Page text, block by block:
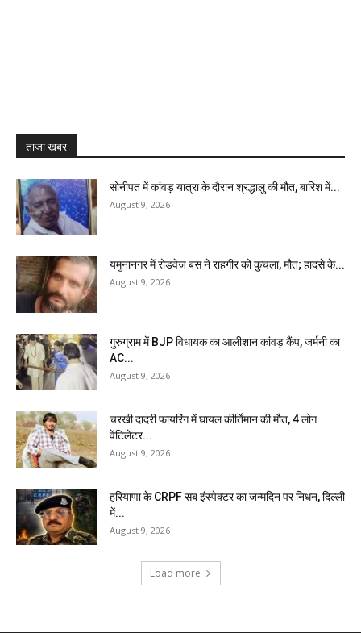
ताजा खबर
सोनीपत में कांवड़ यात्रा के दौरान श्रद्धालु की मौत, बारिश में...
August 9, 2026
यमुनानगर में रोडवेज बस ने राहगीर को कुचला, मौत; हादसे के...
August 9, 2026
गुरुग्राम में BJP विधायक का आलीशान कांवड़ कैंप, जर्मनी का
AC...
August 9, 2026
चरखी दादरी फायरिंग में घायल कीर्तिमान की मौत, 4 लोग
वेंटिलेटर...
August 9, 2026
हरियाणा के CRPF सब इंस्पेक्टर का जन्मदिन पर निधन, दिल्ली
में...
August 9, 2026
Load more